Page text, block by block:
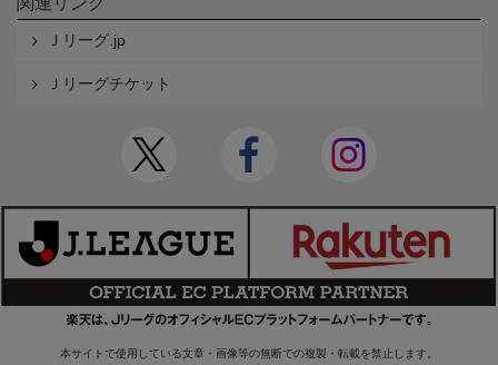
Ｊリーグ.jp
Ｊリーグチケット
本サイトで使用している文章・画像等の無断での複製・転載を禁止します。